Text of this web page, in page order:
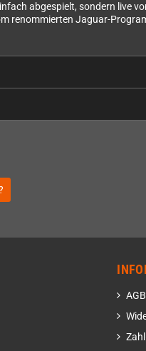
abgespielt, sondern live
renommierten Jaguar-